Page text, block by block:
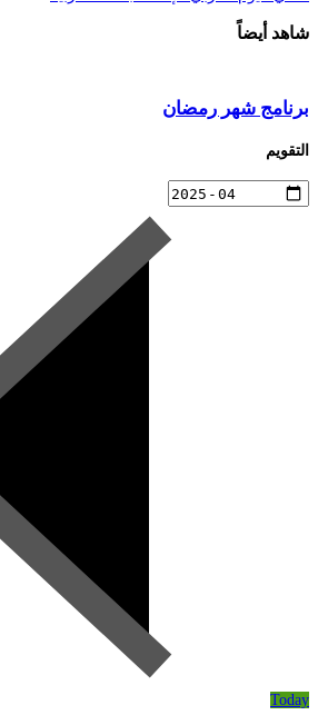
شاهد أيضاً
برنامج شهر رمضان
التقويم
Today